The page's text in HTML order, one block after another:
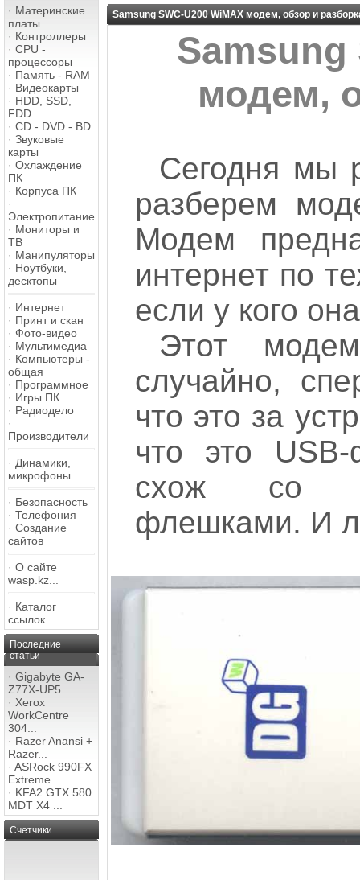
· Материнские
платы
· Контроллеры
· CPU -
процессоры
· Память - RAM
· Видеокарты
· HDD, SSD,
FDD
· CD - DVD - BD
· Звуковые
карты
· Охлаждение
ПК
· Корпуса ПК
·
Электропитание
· Мониторы и
ТВ
· Манипуляторы
· Ноутбуки,
десктопы
· Интернет
· Принт и скан
· Фото-видео
· Мультимедиа
· Компьютеры -
общая
· Программное
· Игры ПК
· Радиодело
·
Производители
· Динамики,
микрофоны
· Безопасность
· Телефония
· Создание
сайтов
· О сайте
wasp.kz...
· Каталог
ссылок
Последние
статьи
· Gigabyte GA-
Z77X-UP5...
· Xerox
WorkCentre
304...
· Razer Anansi +
Razer...
· ASRock 990FX
Extreme...
· KFA2 GTX 580
MDT X4 ...
Счетчики
Samsung SWC-U200 WiMAX модем, обзор и
Samsung
модем,
Сегодня мы
разберем
Модем
интернет по
если у кого
Этот
случайно,
что это за
что это
схож со
флешками. И